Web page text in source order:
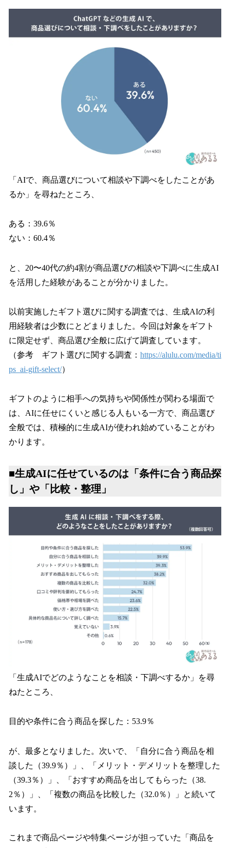
「AIで、商品選びについて相談や下調べをしたことがあ
るか」を尋ねたところ、
ある：39.6％
ない：60.4％
と、20〜40代の約4割が商品選びの相談や下調べに生成AI
を活用した経験があることが分かりました。
以前実施したギフト選びに関する調査では、生成AIの利
用経験者は少数にとどまりました。今回は対象をギフト
に限定せず、商品選び全般に広げて調査しています。
（参考 ギフト選びに関する調査： https://alulu.com/media/ti
ps_ai-gift-select/）
ギフトのように相手への気持ちや関係性が関わる場面で
は、AIに任せにくいと感じる人もいる一方で、商品選び
全般では、積極的に生成AIが使われ始めていることがわ
かります。
■生成AIに任せているのは「条件に合う商品探
し」や「比較・整理」
「生成AIでどのようなことを相談・下調べするか」を尋
ねたところ、
目的や条件に合う商品を探した：53.9％
が、最多となりました。次いで、「自分に合う商品を相
談した（39.9％）」、「メリット・デメリットを整理した
（39.3％）」、「おすすめ商品を出してもらった（38.
2％）」、「複数の商品を比較した（32.0％）」と続いて
います。
これまで商品ページや特集ページが担っていた「商品を